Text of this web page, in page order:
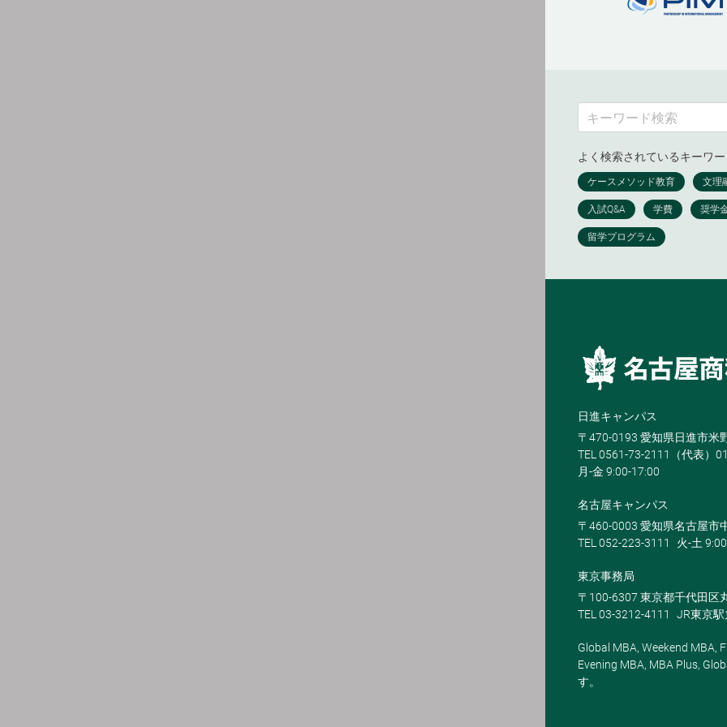
よく検索されているキーワ
日進キャンパス
〒470-0193 愛知県日進市米
TEL 0561-73-2111（代表）
月-金 9:00-17:00
名古屋キャンパス
〒460-0003 愛知県名古屋市
TEL 052-223-3111
火-土
東京事務局
〒100-6307 東京都千代田区
TEL 03-3212-4111
JR東京
Global MBA, Weekend MBA,
Evening MBA, MBA Plus,
す。